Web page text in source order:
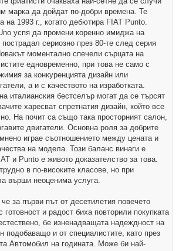
марка да дойдат по-добри времена. Те
на 1993 г., когато дебютира FIAT Punto.
успя да промени коренно имиджа на
пострадал сериозно през 80-те след серия
моментално спечели сърцата на
едновременно, при това не само с
за конкуренцията дизайн или
а и с качеството на изработката.
италианския бестселър могат да се търсят
харесват спретнатия дизайн, който все
На почит са също така просторният салон,
двигатели. Основна роля за добрите
играе съотношението между цената и
на модела. Този баланс винаги е
и Punto е живото доказателство за това.
в по-високите класове, но при
върши неоценима услуга.
за първи път от десетилетия повечето
готовност и радост биха повторили покупката
бе изненадващата надеждност на
подобаващо и от специалистите, като през
Автомобил на годината. Може би най-